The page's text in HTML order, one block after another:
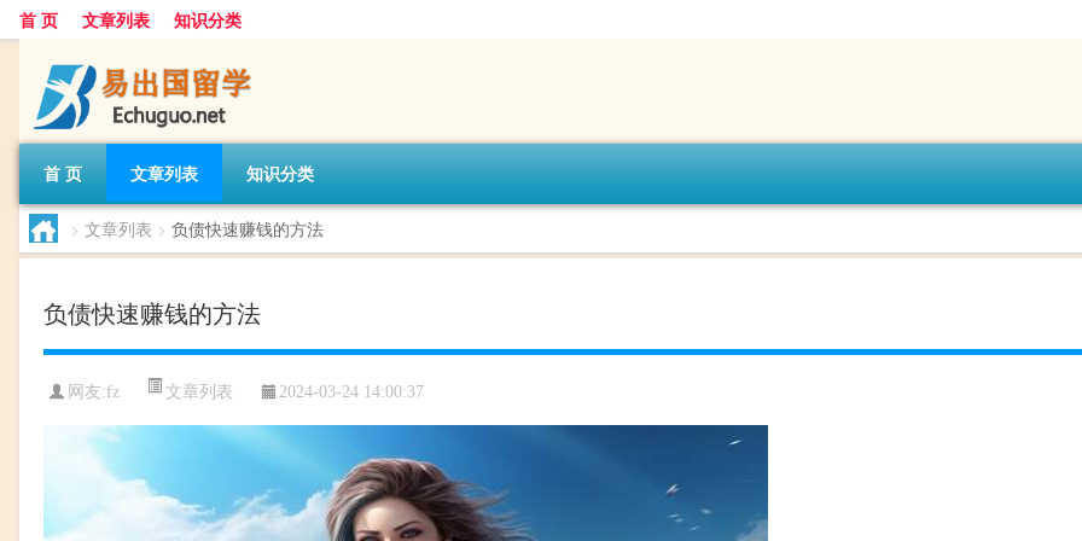
首 页 文章列表 知识分类
首 页 文章列表 知识分类
> 文章列表 > 负债快速赚钱的方法
负债快速赚钱的方法
网友:fz 文章列表 2024-03-24 14:00:37